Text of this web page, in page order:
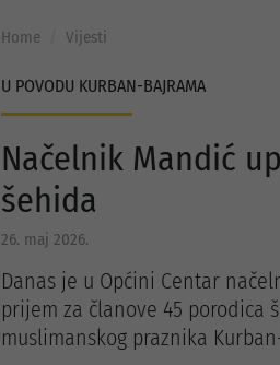
Home Vijesti
U POVODU KURBAN-BAJRAMA
Načelnik Mandić
šehida
26. maj 2026.
Danas je u Općini Centar
prijem za članove 45 porodica
muslimanskog praznika